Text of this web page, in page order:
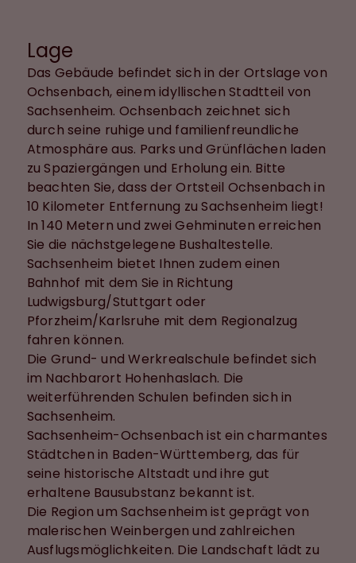
Lage
Das Gebäude befindet sich in der Ortslage von
Ochsenbach, einem idyllischen Stadtteil von
Sachsenheim. Ochsenbach zeichnet sich
durch seine ruhige und familienfreundliche
Atmosphäre aus. Parks und Grünflächen laden
zu Spaziergängen und Erholung ein. Bitte
beachten Sie, dass der Ortsteil Ochsenbach in
10 Kilometer Entfernung zu Sachsenheim liegt!
In 140 Metern und zwei Gehminuten erreichen
Sie die nächstgelegene Bushaltestelle.
Sachsenheim bietet Ihnen zudem einen
Bahnhof mit dem Sie in Richtung
Ludwigsburg/Stuttgart oder
Pforzheim/Karlsruhe mit dem Regionalzug
fahren können.
Die Grund- und Werkrealschule befindet sich
im Nachbarort Hohenhaslach. Die
weiterführenden Schulen befinden sich in
Sachsenheim.
Sachsenheim-Ochsenbach ist ein charmantes
Städtchen in Baden-Württemberg, das für
seine historische Altstadt und ihre gut
erhaltene Bausubstanz bekannt ist.
Die Region um Sachsenheim ist geprägt von
malerischen Weinbergen und zahlreichen
Ausflugsmöglichkeiten. Die Landschaft lädt zu